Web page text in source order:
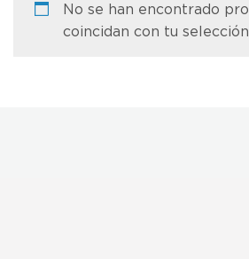
No se han encontrado
coincidan con tu